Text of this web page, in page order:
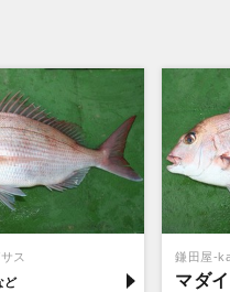
ス 鎌田屋-
マダイ